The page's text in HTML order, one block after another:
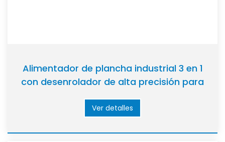
Alimentador de plancha industrial 3 en 1
con desenrolador de alta precisión para
Ver detalles